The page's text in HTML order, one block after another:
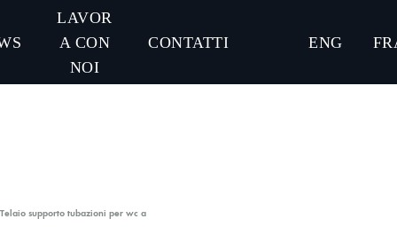
LAVOR
A CON
NOI
CONTATTI ENG
Telaio supporto tubazioni per wc a